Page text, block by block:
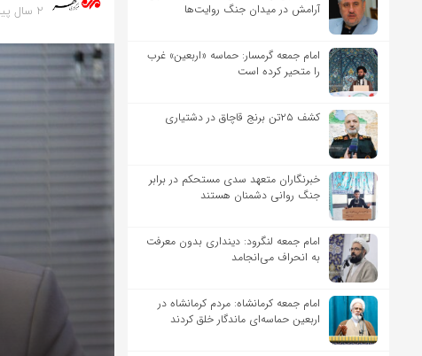
آرامش در میدان جنگ روایت‌ها
امام جمعه گرمسار: حماسه «اربعین» غرب
را متحیر کرده است
کشف ۲۵تن برنج قاچاق در دشتیاری
خبرنگاران متعهد سدی مستحکم در برابر
جنگ روانی دشمنان هستند
امام جمعه لنگرود: دینداری بدون معرفت
به انحراف می‌انجامد
امام جمعه کرمانشاه: مردم کرمانشاه در
اربعین حماسه‌ای ماندگار خلق کردند
2 سال پیش